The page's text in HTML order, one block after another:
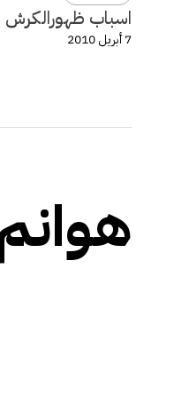
اسباب ظهورالكرش
7 أبريل 2010